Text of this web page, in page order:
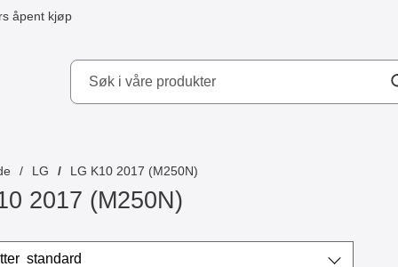
åpent kjøp
AB
LG LG K10 2017 (M250N)
2017 (M250N)
sorter
standard